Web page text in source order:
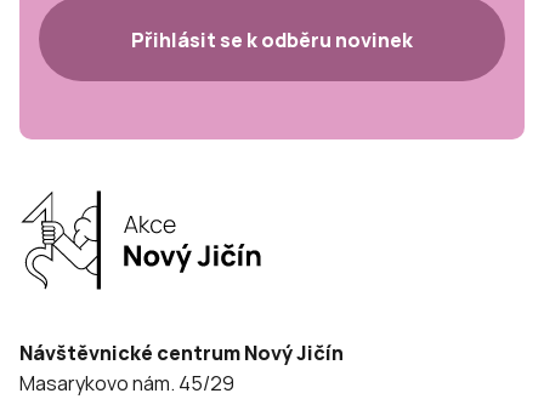
Přihlásit se k odběru novinek
Návštěvnické centrum Nový Jičín
Masarykovo nám. 45/29